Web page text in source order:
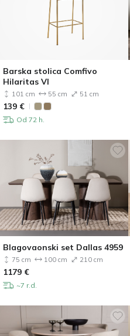
Barska stolica Comfivo
Hilaritas VI
101 cm 55 cm 51 cm
139 €
Od 72 h.
Blagovaonski set Dallas 4959
75 cm 100 cm 210 cm
1179 €
~7 r.d.